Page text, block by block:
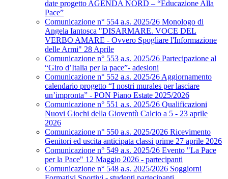
date progetto AGENDA NORD – “Educazione Alla
Pace”
Comunicazione n° 554 a.s. 2025/26 Monologo di
Angela Iantosca "DISARMARE. VOCE DEL
VERBO AMARE - Ovvero Spogliare l'Informazione
delle Armi" 28 Aprile
Comunicazione n° 553 a.s. 2025/26 Partecipazione al
“Giro d’Italia per la pace”- adesioni
Comunicazione n° 552 a.s. 2025/26 Aggiornamento
calendario progetto “I nostri murales per lasciare
un’impronta” - PON Piano Estate 2025/2026
Comunicazione n° 551 a.s. 2025/26 Qualificazioni
Nuovi Giochi della Gioventù Calcio a 5 - 23 aprile
2026
Comunicazione n° 550 a.s. 2025/2026 Ricevimento
Genitori ed uscita anticipata classi prime 27 aprile 2026
Comunicazione n° 549 a.s. 2025/26 Evento "La Pace
per la Pace" 12 Maggio 2026 - partecipanti
Comunicazione n° 548 a.s. 2025/2026 Soggiorni